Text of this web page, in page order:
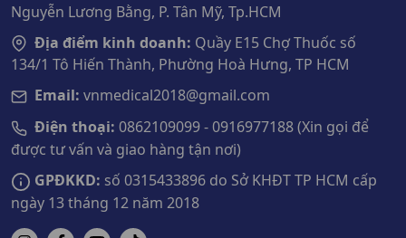
Nguyễn Lương Bằng, P. Tân Mỹ, Tp.HCM
Địa điểm kinh doanh: Quầy E15 Chợ Thuốc số
134/1 Tô Hiến Thành, Phường Hoà Hưng, TP HCM
Email: vnmedical2018@gmail.com
Điện thoại: 0862109099 - 0916977188 (Xin gọi để
được tư vấn và giao hàng tận nơi)
GPĐKKD: số 0315433896 do Sở KHĐT TP HCM cấp
ngày 13 tháng 12 năm 2018